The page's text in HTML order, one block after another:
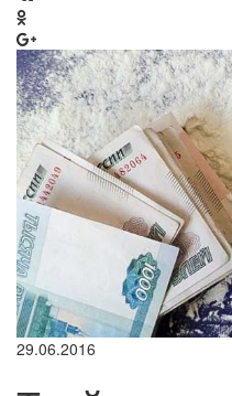
29.06.2016